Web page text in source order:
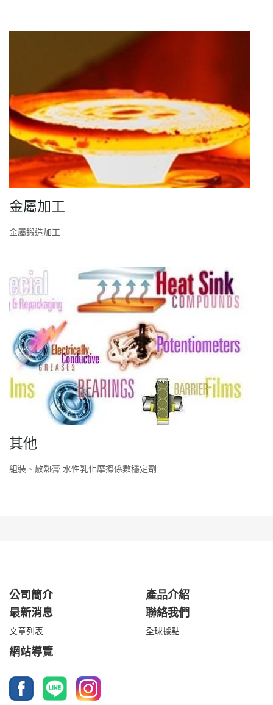
金屬加工
金屬鍛造加工
其他
組裝、散熱膏 水性乳化摩擦係數穩定劑
公司簡介
產品介紹
最新消息
文章列表
聯絡我們
全球據點
網站導覽